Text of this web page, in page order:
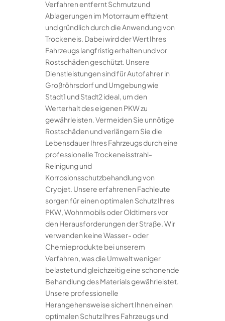
Verfahren entfernt Schmutz und
Ablagerungen im Motorraum effizient
und gründlich durch die Anwendung von
Trockeneis. Dabei wird der Wert Ihres
Fahrzeugs langfristig erhalten und vor
Rostschäden geschützt. Unsere
Dienstleistungen sind für Autofahrer in
Großröhrsdorf und Umgebung wie
Stadt1 und Stadt2 ideal, um den
Werterhalt des eigenen PKW zu
gewährleisten. Vermeiden Sie unnötige
Rostschäden und verlängern Sie die
Lebensdauer Ihres Fahrzeugs durch eine
professionelle Trockeneisstrahl-
Reinigung und
Korrosionsschutzbehandlung von
Cryojet. Unsere erfahrenen Fachleute
sorgen für einen optimalen Schutz Ihres
PKW, Wohnmobils oder Oldtimers vor
den Herausforderungen der Straße. Wir
verwenden keine Wasser- oder
Chemieprodukte bei unserem
Verfahren, was die Umwelt weniger
belastet und gleichzeitig eine schonende
Behandlung des Materials gewährleistet.
Unsere professionelle
Herangehensweise sichert Ihnen einen
optimalen Schutz Ihres Fahrzeugs und